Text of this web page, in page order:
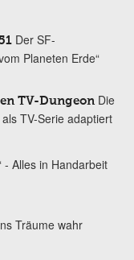
Der SF-
Planeten Erde“
TV-Dungeon Die
TV-Serie adaptiert
- Alles in Handarbeit
Träume wahr